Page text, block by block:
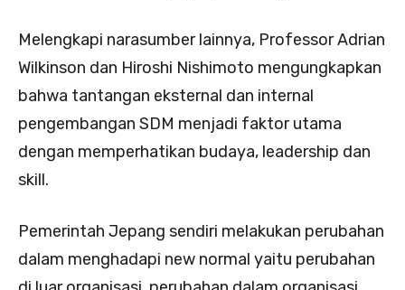
Melengkapi narasumber lainnya, Professor Adrian
Wilkinson dan Hiroshi Nishimoto mengungkapkan
bahwa tantangan eksternal dan internal
pengembangan SDM menjadi faktor utama
dengan memperhatikan budaya, leadership dan
skill.
Pemerintah Jepang sendiri melakukan perubahan
dalam menghadapi new normal yaitu perubahan